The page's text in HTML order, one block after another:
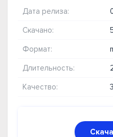
Дата релиза:
Скачано:
Формат:
Длительность:
Качество: